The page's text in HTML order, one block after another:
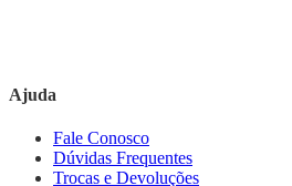
Ajuda
Fale Conosco
Dúvidas Frequentes
Trocas e Devoluções